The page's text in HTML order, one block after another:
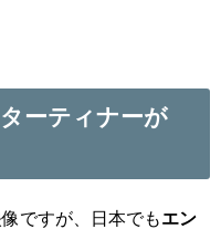
ーティナーが
ですが、日本でもエン